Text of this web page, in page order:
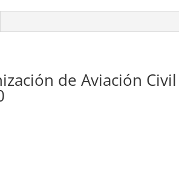
de Aviación Civil